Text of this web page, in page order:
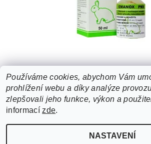
EMANOX PMX PŘÍRODNÍ 50ML
149 Kč
Používáme cookies, abychom Vám
prohlížení webu a díky analýze
zlepšovali jeho funkce, výkon a
informacízde.
NASTAVENÍ